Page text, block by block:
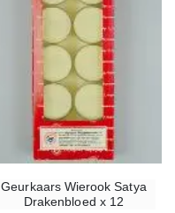
Geurkaars Wierook Satya
Drakenbloed x 12
€4.90